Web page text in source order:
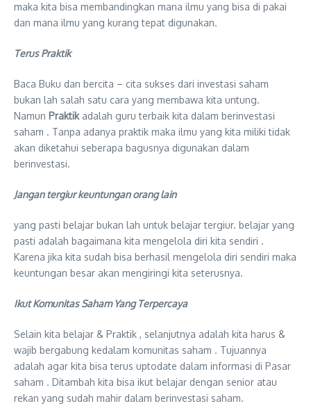
maka kita bisa membandingkan mana ilmu yang bisa di pakai
dan mana ilmu yang kurang tepat digunakan.
Terus Praktik
Baca Buku dan bercita – cita sukses dari investasi saham
bukan lah salah satu cara yang membawa kita untung.
Namun Praktik adalah guru terbaik kita dalam berinvestasi
saham . Tanpa adanya praktik maka ilmu yang kita miliki tidak
akan diketahui seberapa bagusnya digunakan dalam
berinvestasi.
Jangan tergiur keuntungan orang lain
yang pasti belajar bukan lah untuk belajar tergiur. belajar yang
pasti adalah bagaimana kita mengelola diri kita sendiri .
Karena jika kita sudah bisa berhasil mengelola diri sendiri maka
keuntungan besar akan mengiringi kita seterusnya.
Ikut Komunitas Saham Yang Terpercaya
Selain kita belajar & Praktik , selanjutnya adalah kita harus &
wajib bergabung kedalam komunitas saham . Tujuannya
adalah agar kita bisa terus uptodate dalam informasi di Pasar
saham . Ditambah kita bisa ikut belajar dengan senior atau
rekan yang sudah mahir dalam berinvestasi saham.